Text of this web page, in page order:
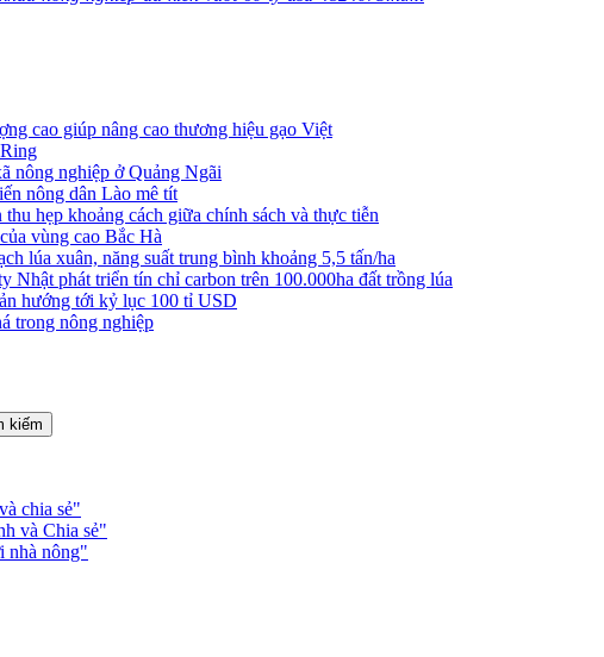
cao giúp nâng cao thương hiệu gạo Việt
nông nghiệp ở Quảng Ngãi
nông dân Lào mê tít
hẹp khoảng cách giữa chính sách và thực tiễn
vùng cao Bắc Hà
lúa xuân, năng suất trung bình khoảng 5,5 tấn/ha
Nhật phát triển tín chỉ carbon trên 100.000ha đất trồng lúa
hướng tới kỷ lục 100 tỉ USD
trong nông nghiệp
chia sẻ"
và Chia sẻ"
nhà nông"